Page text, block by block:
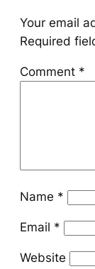
Your email
Required
Comment *
Name *
Email *
Website